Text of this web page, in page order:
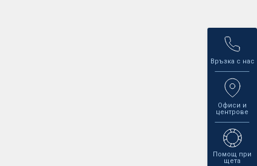
Връзка с нас
Офиси и
центрове
Помощ при
щета